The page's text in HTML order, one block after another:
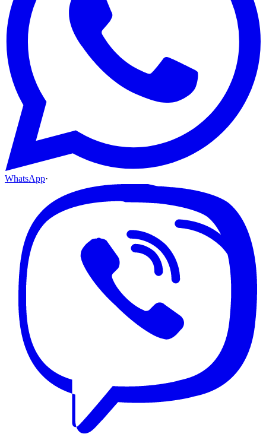
WhatsApp·